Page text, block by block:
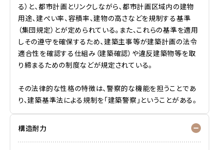
る）と、都市計画とリンクしながら、都市計画区域内の建物
用途、建ぺい率、容積率、建物の高さなどを規制する基準
（集団規定）とが定められている。また、これらの基準を適用
しその遵守を確保するため、建築主事等が建築計画の法令
適合性を確認する仕組み（建築確認）や違反建築物等を取
り締まるための制度などが規定されている。
その法律的な性格の特徴は、警察的な機能を担うことであ
り、建築基準法による規制を「建築警察」ということがある。
構造耐力